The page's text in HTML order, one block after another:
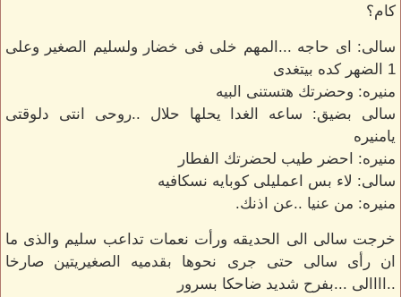
كام؟
سالى: اى حاجه ...المهم خلى فى خضار ولسليم الصغير وعلى
1 الضهر كده بيتغدى
منيره: وحضرتك هتستنى البيه
سالى بضيق: ساعه الغدا يحلها حلال ..روحى انتى دلوقتى
يامنيره
منيره: احضر طيب لحضرتك الفطار
سالى: لاء بس اعمليلى كوبايه نسكافيه
منيره: من عنيا ..عن اذنك.
خرجت سالى الى الحديقه ورأت نعمات تداعب سليم والذى ما
ان رأى سالى حتى جرى نحوها بقدميه الصغيريتين صارخا
..اااالى ...بفرح شديد ضاحكا بسرور